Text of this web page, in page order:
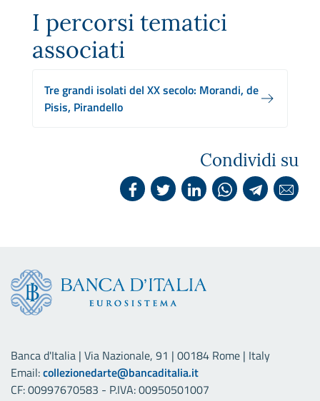
I percorsi tematici
associati
Tre grandi isolati del XX secolo: Morandi, de
Pisis, Pirandello
Condividi su
Banca d'Italia | Via Nazionale, 91 | 00184 Rome | Italy
Email:collezionedarte@bancaditalia.it
CF: 00997670583 - P.IVA: 00950501007